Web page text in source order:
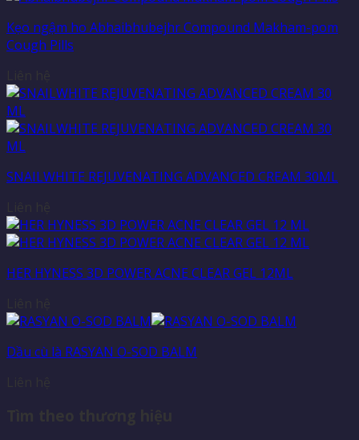
Kẹo ngậm ho Abhaibhubejhr Compound Makham-pom
Cough Pills
SNAILWHITE REJUVENATING ADVANCED CREAM 30ML
HER HYNESS 3D POWER ACNE CLEAR GEL 12ML
Dầu cù là RASYAN O-SOD BALM